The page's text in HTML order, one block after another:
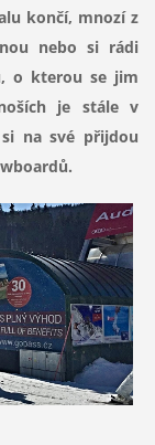
končí, mnozí z
nebo si rádi
o kterou se jim
je stále v
na své přijdou